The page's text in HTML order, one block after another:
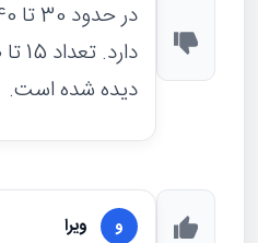
دیده شده است.
و ویرا